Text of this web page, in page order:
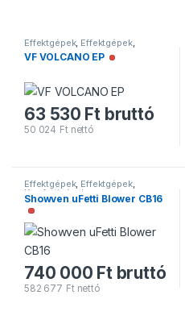
Effektgépek, Effektgépek,
Füstgépek
VF VOLCANO EP Nincs raktáron
63 530 Ft bruttó
50 024 Ftnettó
Effektgépek, Effektgépek,
Konfettigépek
Showven uFetti Blower CB16
Nincs raktáron
740 000 Ft bruttó
582 677 Ftnettó